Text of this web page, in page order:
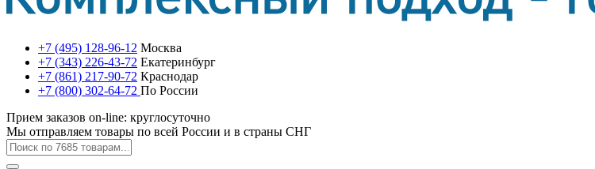
+7 (495) 128-96-12 Москва
+7 (343) 226-43-72 Екатеринбург
+7 (861) 217-90-72 Краснодар
+7 (800) 302-64-72 По России
Прием заказов on-line: круглосуточно
Мы отправляем товары по всей России и в страны СНГ